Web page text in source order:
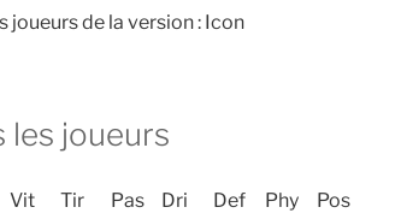
joueurs de la version : Icon
les joueurs
Vit Tir Pas Dri Def Phy
Pos